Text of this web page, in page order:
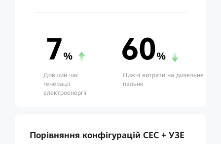
Довший час
генерації
електроенергії
Нижчі витрати на дизельне
пальне
Порівняння конфігурацій СЕС + УЗЕ